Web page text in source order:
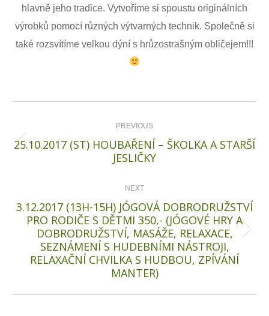
hlavně jeho tradice. Vytvoříme si spoustu originálních
výrobků pomocí různých výtvarných technik. Společně si
také rozsvítíme velkou dýní s hrůzostrašným obličejem!!!
Post
navigation
PREVIOUS
Previous
25.10.2017 (ST) HOUBAŘENÍ – ŠKOLKA A STARŠÍ
JESLIČKY
NEXT
Next
post:
3.12.2017 (13H-15H) JÓGOVÁ DOBRODRUŽSTVÍ
PRO RODIČE S DĚTMI 350,- (JÓGOVÉ HRY A
DOBRODRUŽSTVÍ, MASÁŽE, RELAXACE,
SEZNÁMENÍ S HUDEBNÍMI NÁSTROJI,
RELAXAČNÍ CHVILKA S HUDBOU, ZPÍVÁNÍ
MANTER)